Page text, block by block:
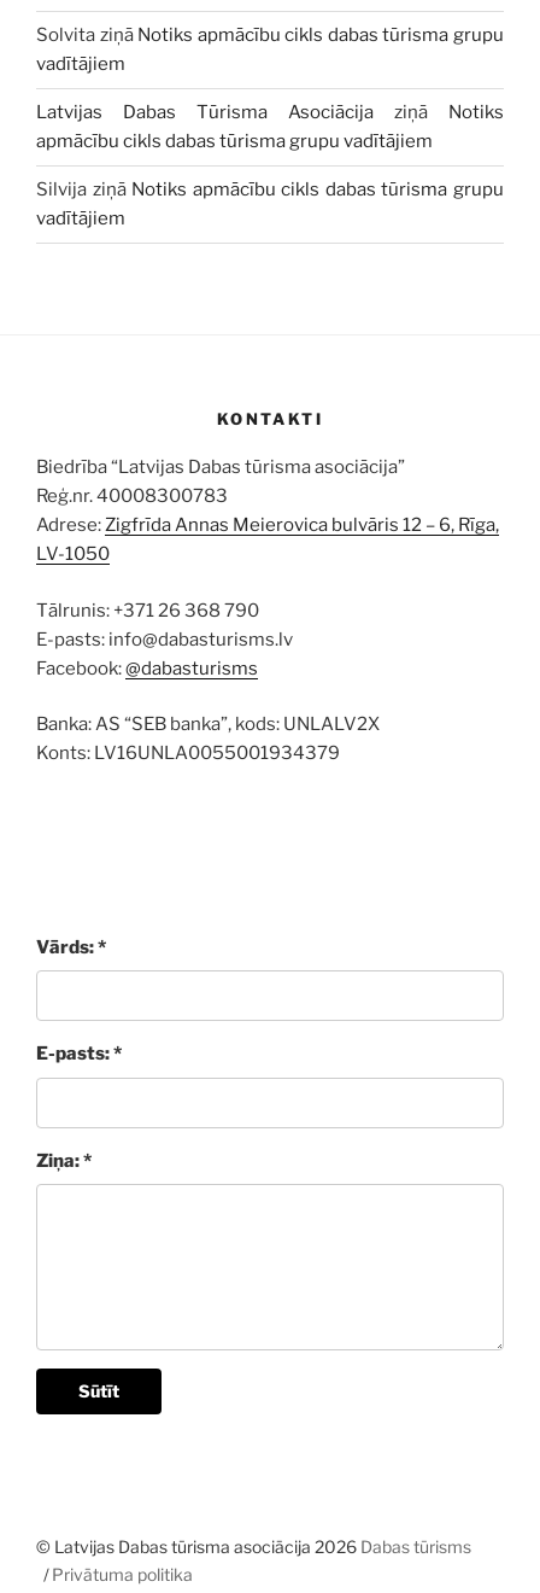
Solvita ziņā Notiks apmācību cikls dabas tūrisma grupu
vadītājiem
Latvijas Dabas Tūrisma Asociācija ziņā Notiks
apmācību cikls dabas tūrisma grupu vadītājiem
Silvija ziņā Notiks apmācību cikls dabas tūrisma grupu
vadītājiem
KONTAKTI
Biedrība “Latvijas Dabas tūrisma asociācija”
Reģ.nr. 40008300783
Adrese:Zigfrīda Annas Meierovica bulvāris 12 – 6, Rīga,
LV-1050
Tālrunis: +371 26 368 790
E-pasts: info@dabasturisms.lv
Facebook:@dabasturisms
Banka: AS “SEB banka”, kods: UNLALV2X
Konts: LV16UNLA0055001934379
Vārds: *
E-pasts: *
Ziņa: *
Sūtīt
© Latvijas Dabas tūrisma asociācija 2026 Dabas tūrisms
Privātuma politika